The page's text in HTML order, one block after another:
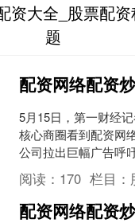
资大全_股票配
题
5月15日，第一财经
核心商圈看到配资网
公司拉出巨幅广告呼
道：“不难瘦才享受”
正是人流聚集的L....
阅读： 170 栏目：